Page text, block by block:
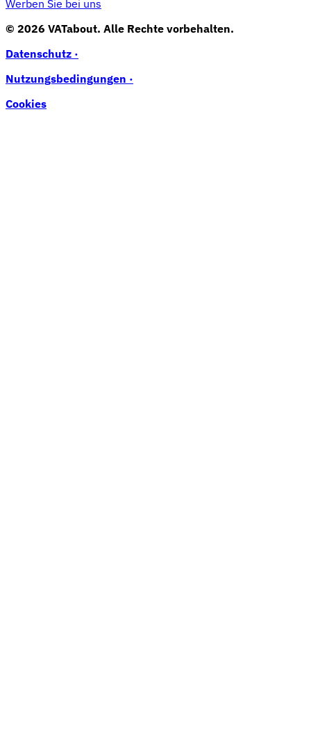
Werben Sie bei uns
© 2026 VATabout. Alle Rechte vorbehalten.
Datenschutz ·
Nutzungsbedingungen ·
Cookies